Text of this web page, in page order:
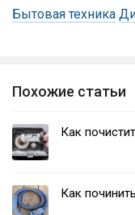
Бытовая техника
Похожие статьи
Как
Как